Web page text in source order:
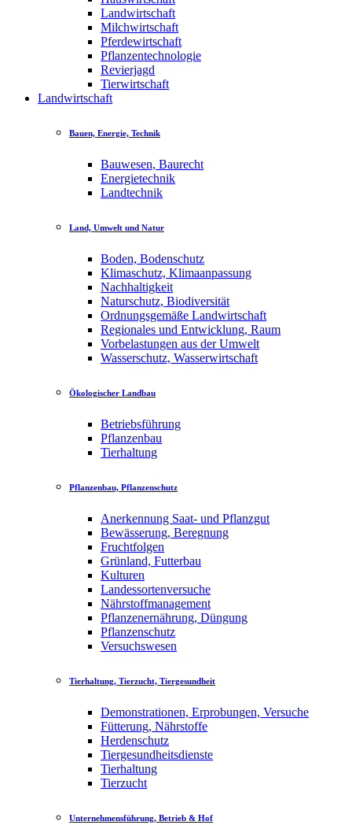
Landwirtschaft
Milchwirtschaft
Pferdewirtschaft
Pflanzentechnologie
Revierjagd
Tierwirtschaft
Landwirtschaft
Bauen, Energie, Technik
Bauwesen, Baurecht
Energietechnik
Landtechnik
Land, Umwelt und Natur
Boden, Bodenschutz
Klimaschutz, Klimaanpassung
Nachhaltigkeit
Naturschutz, Biodiversität
Ordnungsgemäße Landwirtschaft
Regionales und Entwicklung, Raum
Vorbelastungen aus der Umwelt
Wasserschutz, Wasserwirtschaft
Ökologischer Landbau
Betriebsführung
Pflanzenbau
Tierhaltung
Pflanzenbau, Pflanzenschutz
Anerkennung Saat- und Pflanzgut
Bewässerung, Beregnung
Fruchtfolgen
Grünland, Futterbau
Kulturen
Landessortenversuche
Nährstoffmanagement
Pflanzenernährung, Düngung
Pflanzenschutz
Versuchswesen
Tierhaltung, Tierzucht, Tiergesundheit
Demonstrationen, Erprobungen, Versuche
Fütterung, Nährstoffe
Herdenschutz
Tiergesundheitsdienste
Tierhaltung
Tierzucht
Unternehmensführung, Betrieb & Hof